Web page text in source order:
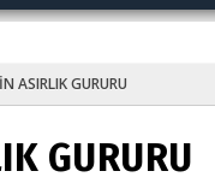
ASIRLIK GURURU
GURURU